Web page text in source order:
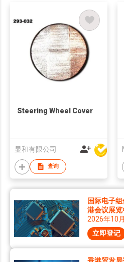
Steering Wheel Cover
显和有限公司
查询
国际电子
港会议展
2026年10
立即登记